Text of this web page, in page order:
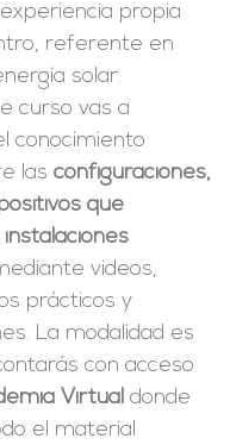
propia
referente en
solar.
curso vas a
conocimiento
lasconfiguraciones,
que
videos,
prácticos y
La modalidad es
con acceso
Virtual donde
el material